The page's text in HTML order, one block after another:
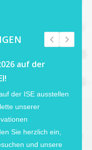
auf der
der ISE ausstellen
unserer
Sie herzlich ein,
und unsere